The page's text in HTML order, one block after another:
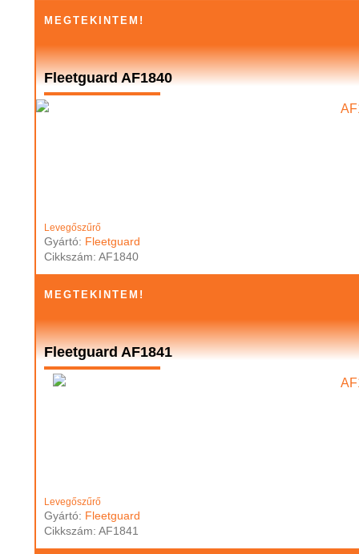
MEGTEKINTEM!
Fleetguard AF1840
Levegőszűrő
Gyártó: Fleetguard
Cikkszám: AF1840
MEGTEKINTEM!
Fleetguard AF1841
Levegőszűrő
Gyártó: Fleetguard
Cikkszám: AF1841